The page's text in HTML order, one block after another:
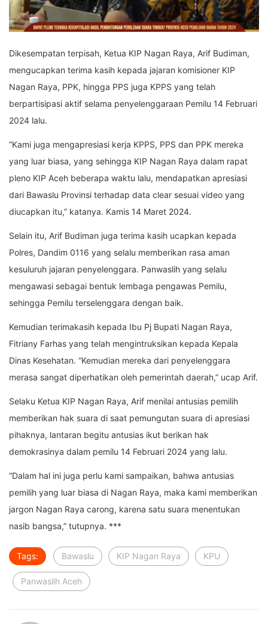
Dikesempatan terpisah, Ketua KIP Nagan Raya, Arif Budiman,
mengucapkan terima kasih kepada jajaran komisioner KIP
Nagan Raya, PPK, hingga PPS juga KPPS yang telah
berpartisipasi aktif selama penyelenggaraan Pemilu 14 Februari
2024 lalu.
“Kami juga mengapresiasi kerja KPPS, PPS dan PPK mereka
yang luar biasa, yang sehingga KIP Nagan Raya dalam rapat
pleno KIP Aceh beberapa waktu lalu, mendapatkan apresiasi
dari Bawaslu Provinsi terhadap data clear sesuai video yang
diucapkan itu,” katanya. Kamis 14 Maret 2024.
Selain itu, Arif Budiman juga terima kasih ucapkan kepada
Polres, Dandim 0116 yang selalu memberikan rasa aman
kesuluruh jajaran penyelenggara. Panwaslih yang selalu
mengawasi sebagai bentuk lembaga pengawas Pemilu,
sehingga Pemilu terselenggara dengan baik.
Kemudian terimakasih kepada Ibu Pj Bupati Nagan Raya,
Fitriany Farhas yang telah mengintruksikan kepada Kepala
Dinas Kesehatan. “Kemudian mereka dari penyelenggara
merasa sangat diperhatikan oleh pemerintah daerah,” ucap Arif.
Selaku Ketua KIP Nagan Raya, Arif menilai antusias pemilih
memberikan hak suara di saat pemungutan suara di apresiasi
pihaknya, lantaran begitu antusias ikut berikan hak
demokrasinya dalam pemilu 14 Februari 2024 yang lalu.
“Dalam hal ini juga perlu kami sampaikan, bahwa antusias
pemilih yang luar biasa di Nagan Raya, maka kami memberikan
jargon Nagan Raya carong, karena satu suara menentukan
nasib bangsa,” tutupnya. ***
Tags: Bawaslu KIP Nagan Raya KPU
Panwaslih Aceh